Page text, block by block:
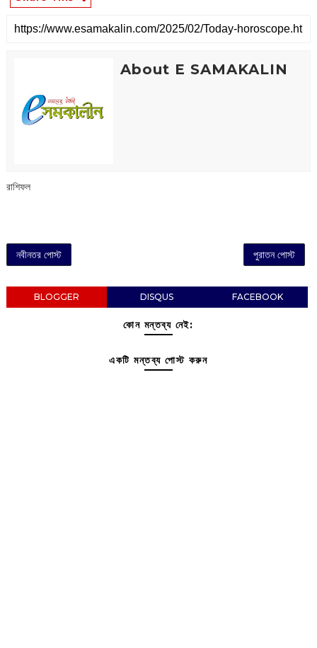
About E SAMAKALIN
রাশিফল
নবীনতর পোস্ট পুরাতন পোস্ট
BLOGGER DISQUS FACEBOOK
কোন মন্তব্য নেই:
একটি মন্তব্য পোস্ট করুন